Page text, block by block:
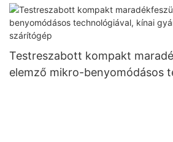
Testreszabott kompakt
elemző mikro-benyomódásos